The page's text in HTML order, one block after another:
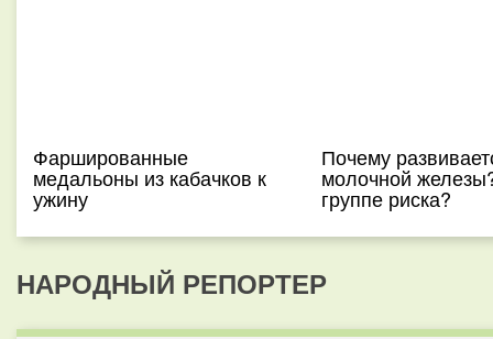
Фаршированные
медальоны из кабачков к
ужину
Почему
молочной
группе риска?
НАРОДНЫЙ РЕПОРТЕР